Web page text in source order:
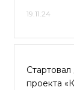
19.11.24
проекта